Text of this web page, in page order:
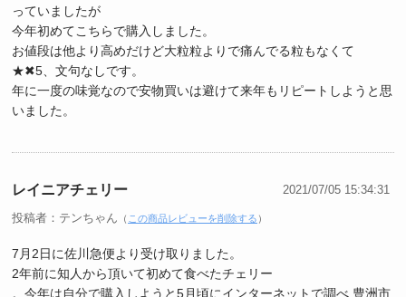
っていましたが
今年初めてこちらで購入しました。
お値段は他より高めだけど大粒粒よりで痛んでる粒もなくて
★✖5、文句なしです。
年に一度の味覚なので安物買いは避けて来年もリピートしようと思
いました。
レイニアチェリー 2021/07/05 15:34:31
投稿者：テンちゃん （ この商品レビューを削除する ）
7月2日に佐川急便より受け取りました。
2年前に知人から頂いて初めて食べたチェリー
。今年は自分で購入しようと5月頃にインターネットで調べ 豊洲市